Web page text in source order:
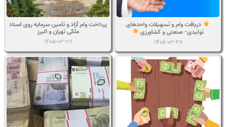
دریافت وام و تسهیلات واحدهای
تولیدی- صنعتی و کشاورزی
1405-02-28
پرداخت وام آزاد و تامین سرمایه روی اسناد
ملکی تهران و البرز
1405-02-28